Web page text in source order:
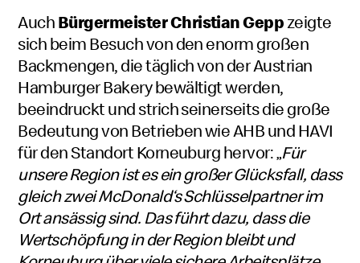
AuchBürgermeister Christian Geppzeigte
sich beim Besuch von den enorm großen
Backmengen, die täglich von der Austrian
Hamburger Bakery bewältigt werden,
beeindruckt und strich seinerseits die große
Bedeutung von Betrieben wie AHB und HAVI
für den Standort Korneuburg hervor: „Für
unsere Region ist es ein großer Glücksfall, dass
gleich zwei McDonald‘s Schlüsselpartner im
Ort ansässig sind. Das führt dazu, dass die
Wertschöpfung in der Region bleibt und